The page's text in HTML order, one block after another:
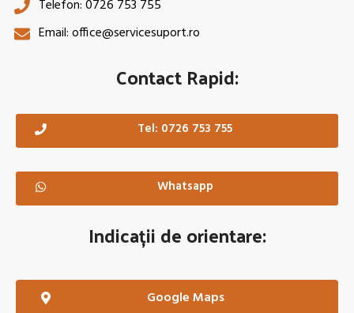
Telefon: 0726 753 755
Email: office@servicesuport.ro
Contact Rapid:
Tel: 0726 753 755
Whatsapp
Indicații de orientare:
Google Maps